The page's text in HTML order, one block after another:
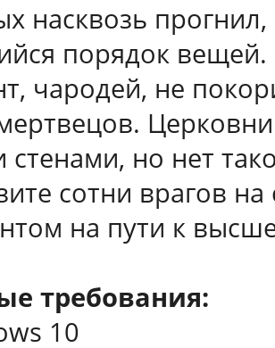
насквозь прогнил,
порядок
чародей, не
но нет
сотни врагов
на пути к
требования:
10